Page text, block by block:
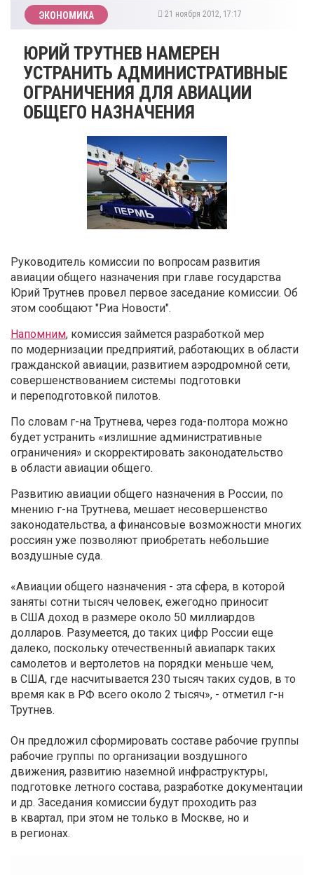
ЭКОНОМИКА 21 ноября 2012, 17:17
ЮРИЙ ТРУТНЕВ НАМЕРЕН
УСТРАНИТЬ АДМИНИСТРАТИВНЫЕ
ОГРАНИЧЕНИЯ ДЛЯ АВИАЦИИ
ОБЩЕГО НАЗНАЧЕНИЯ
Руководитель комиссии по вопросам развития
авиации общего назначения при главе государства
Юрий Трутнев провел первое заседание комиссии. Об
этом сообщают "Риа Новости".
Напомним, комиссия займется разработкой мер
по модернизации предприятий, работающих в области
гражданской авиации, развитием аэродромной сети,
совершенствованием системы подготовки
и переподготовкой пилотов.
По словам г-на Трутнева, через года-полтора можно
будет устранить «излишние административные
ограничения» и скорректировать законодательство
в области авиации общего.
Развитию авиации общего назначения в России, по
мнению г-на Трутнева, мешает несовершенство
законодательства, а финансовые возможности многих
россиян уже позволяют приобретать небольшие
воздушные суда.
«Авиации общего назначения - эта сфера, в которой
заняты сотни тысяч человек, ежегодно приносит
в США доход в размере около 50 миллиардов
долларов. Разумеется, до таких цифр России еще
далеко, поскольку отечественный авиапарк таких
самолетов и вертолетов на порядки меньше чем,
в США, где насчитывается 230 тысяч таких судов, в то
время как в РФ всего около 2 тысяч», - отметил г-н
Трутнев.
Он предложил сформировать составе рабочие группы
рабочие группы по организации воздушного
движения, развитию наземной инфраструктуры,
подготовке летного состава, разработке документации
и др. Заседания комиссии будут проходить раз
в квартал, при этом не только в Москве, но и
в регионах.